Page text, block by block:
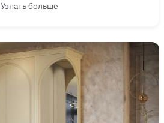
Узнать больше